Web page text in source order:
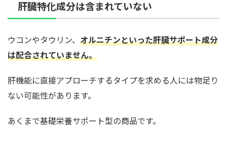
肝臓特化成分は含まれていない
ウコンやタウリン、 オルニチンといった肝臓サポート成分
は配合されていません。
肝機能に直接アプローチするタイプを求める人には物足り
ない可能性があります。
あくまで基礎栄養サポート型の商品です。